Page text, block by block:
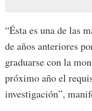
“Ésta es una de las
de años anteriores
graduarse con la
próximo año el
investigación”,